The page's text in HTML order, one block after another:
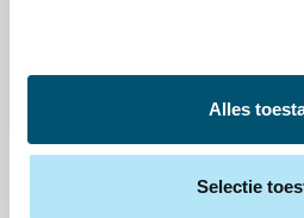
Alles
Selectie
Lees